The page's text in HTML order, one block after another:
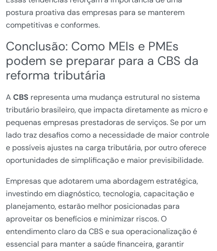
postura proativa das empresas para se manterem
competitivas e conformes.
Conclusão: Como MEIs e PMEs
podem se preparar para a CBS da
reforma tributária
A CBS representa uma mudança estrutural no sistema
tributário brasileiro, que impacta diretamente as micro e
pequenas empresas prestadoras de serviços. Se por um
lado traz desafios como a necessidade de maior controle
e possíveis ajustes na carga tributária, por outro oferece
oportunidades de simplificação e maior previsibilidade.
Empresas que adotarem uma abordagem estratégica,
investindo em diagnóstico, tecnologia, capacitação e
planejamento, estarão melhor posicionadas para
aproveitar os benefícios e minimizar riscos. O
entendimento claro da CBS e sua operacionalização é
essencial para manter a saúde financeira, garantir